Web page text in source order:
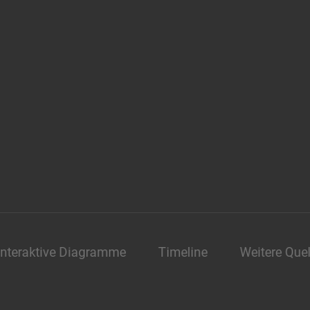
Interaktive Diagramme Timeline Weitere